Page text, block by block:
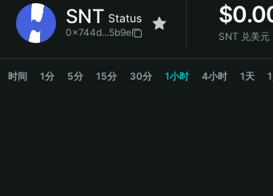
简体中文
繁體中文
Bahasa Indonesia
SNT Status
0x744d...5b9e
$
SNT 兑美元
SNT 价格走势图
时间 1分 5分 15分 30分 1小时 4小时 1天